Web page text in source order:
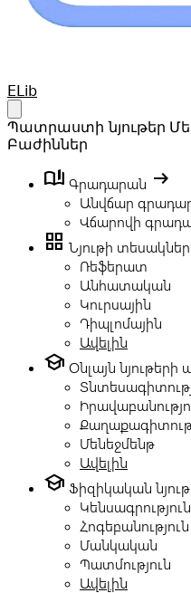
Your Company
ELib
Պատրաստի նյութեր
Բաժիններ
book_ribbon Գրադարան arrow_right_alt
Անվճար
Վճարովի
grid_view Նյութի տեսակներ
Ռեֆերատ
Անհատական
Կուրսային
Դիպլոմային
Ավելին
school Օնլայն
Մենեջմենթ
Ավելին
school Ֆիզիկական
Կենսագրություն
Հոգեբանություն
Մանկական
Պատմություն
Ավելին